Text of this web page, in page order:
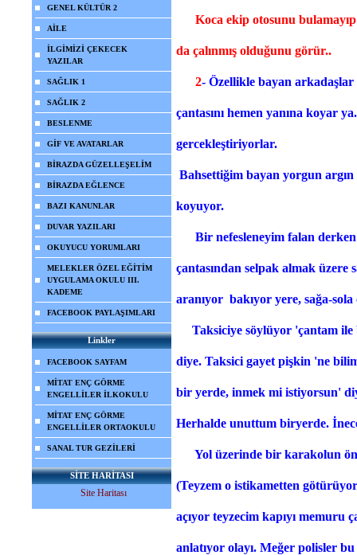
GENEL KÜLTÜR 2
AİLE
İLGİMİZİ ÇEKECEK
YAZILAR
SAĞLIK 1
SAĞLIK 2
BESLENME
GİF VE AVATARLAR
BİRAZDA GÜZELLEŞELİM
BİRAZDA EĞLENCE
BAZI KANUNLAR
DUVAR YAZILARI
OKUYUCU YORUMLARI
MELEKLER ÖZEL EĞİTİM
UYGULAMA OKULU III.
KADEME
FACEBOOK PAYLAŞIMLARI
Linkler
FACEBOOK SAYFAM
MİTAT ENÇ GÖRME
ENGELLİLER İLKOKULU
MİTAT ENÇ GÖRME
ENGELLİLER ORTAOKULU
SANAL TUR GEZİLERİ
SİTE HARİTASI
Site Haritası
Koca ekip otosunu bulamayıp
da çalınmış olduğunu görür..
2- Özellikle bayan
çantasını hemen yanına koyar
gercekleştiriyorlar.
Bahsettiğim bayan yorgun argın
koyuyor.
Bir nefesleneyim falan derken
çantasından selpak almak üzere
aranıyor bakıyor yere, sağa-
Taksiciye söylüyor 'çantam ile
diye. Taksici gayet pişkin 'ne
bir yerde, inmek mi istiyorsun'
Herhalde unuttum biryerde.
Yol üzerinde bir karakolun
(Teyzem o istikametten
açıyor teyzecim kapıyı memuru
anlatıyor olayı. Meğer polisler